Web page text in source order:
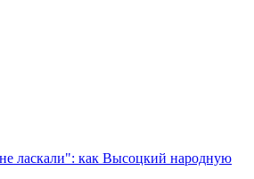
ласкали": как Высоцкий народную